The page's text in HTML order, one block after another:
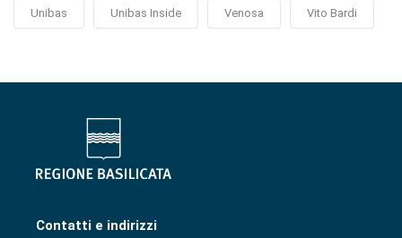
Unibas Unibas Inside Venosa Vito Bardi
Contatti e indirizzi